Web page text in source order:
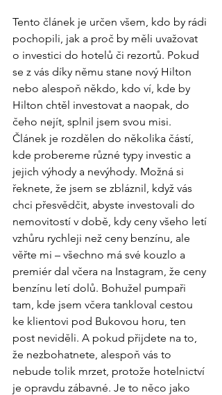
Tento článek je určen všem, kdo by rádi
pochopili, jak a proč by měli uvažovat
o investici do hotelů či rezortů. Pokud
se z vás díky němu stane nový Hilton
nebo alespoň někdo, kdo ví, kde by
Hilton chtěl investovat a naopak, do
čeho nejít, splnil jsem svou misi.
Článek je rozdělen do několika částí,
kde probereme různé typy investic a
jejich výhody a nevýhody. Možná si
řeknete, že jsem se zbláznil, když vás
chci přesvědčit, abyste investovali do
nemovitostí v době, kdy ceny všeho letí
vzhůru rychleji než ceny benzínu, ale
věřte mi – všechno má své kouzlo a
premiér dal včera na Instagram, že ceny
benzínu letí dolů. Bohužel pumpaři
tam, kde jsem včera tankloval cestou
ke klientovi pod Bukovou horu, ten
post neviděli. A pokud přijdete na to,
že nezbohatnete, alespoň vás to
nebude tolik mrzet, protože hotelnictví
je opravdu zábavné. Je to něco jako